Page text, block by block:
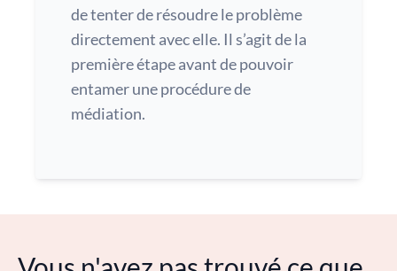
de tenter de résoudre le problème
directement avec elle. Il s’agit de la
première étape avant de pouvoir
entamer une procédure de
médiation.